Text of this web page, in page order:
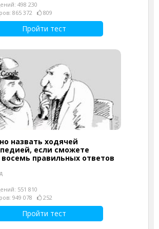
498 230
865 372
809
Пройти тест
назвать ходячей
если сможете
восемь правильных ответов
551 810
949 078
252
Пройти тест